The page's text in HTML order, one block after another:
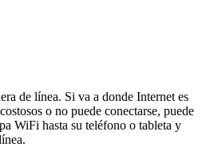
de línea. Si va a donde Internet es
o no puede conectarse, puede
WiFi hasta su teléfono o tableta y